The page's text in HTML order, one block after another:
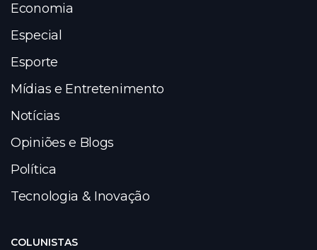
Economia
Especial
Esporte
Mídias e Entretenimento
Notícias
Opiniões e Blogs
Política
Tecnologia & Inovação
COLUNISTAS